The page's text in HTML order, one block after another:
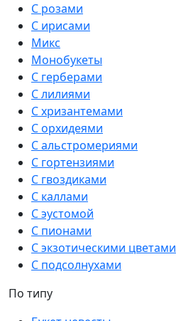
С розами
С ирисами
Микс
Монобукеты
С герберами
С лилиями
С хризантемами
С орхидеями
С альстромериями
С гортензиями
С гвоздиками
С каллами
С эустомой
С пионами
С экзотическими цветами
С подсолнухами
По типу